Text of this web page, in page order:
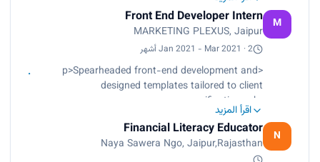
Engaged in regular code reviews, cultivating a
culture of continuous learning and knowledge
sharing.
Executed Extract, Transform, Load (ETL)
processes in Databricks, optimizing efficiency and
achieving a 20% reduction in processing errors.
<br>
Optimized complex SQL queries, reducing
execution time and boosting system efficiency
through advanced techniques.<br>
Engaged in regular code reviews, cultivating a
culture of continuous learning and knowledge
sharing.</p>
M
Front End Developer Intern
MARKETING PLEXUS, Jaipur
Jan 2021 - Mar 2021 · 2 أشهر
<p>Spearheaded front-end development and
designed templates tailored to client
specifications.<br>
Leveraged cutting-edge design techniques to
enhance user experience.<br>
Developed and customized front-end templates
اقرأ المزيد
N
Financial Literacy Educator
Naya Sawera Ngo, Jaipur,Rajasthan